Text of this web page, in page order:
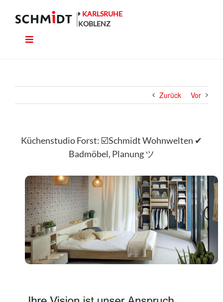
Inhalt
springen
KARLSRUHE
KOBLENZ
Wohnen
Ausstattung
Rechner
Projekte
Shop
Kontakt
Zurück Vor
Küchenstudio Forst: ☑️Schmidt Wohnwelten ✔
Badmöbel, Planung ツ